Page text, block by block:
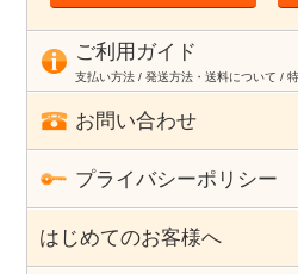
ご利用ガイド
支払い方法 / 発送方法・送料について /
お問い合わせ
プライバシーポリシー
はじめてのお客様へ